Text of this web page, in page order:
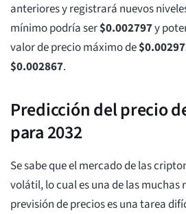
anteriores y registrará nuevos
mínimo podría ser$0.002797y
valor de precio máximo de$
$0.002867.
Predicción del precio
para 2032
Se sabe que el mercado de las
volátil, lo cual es una de las muchas
previsión de precios es una tarea